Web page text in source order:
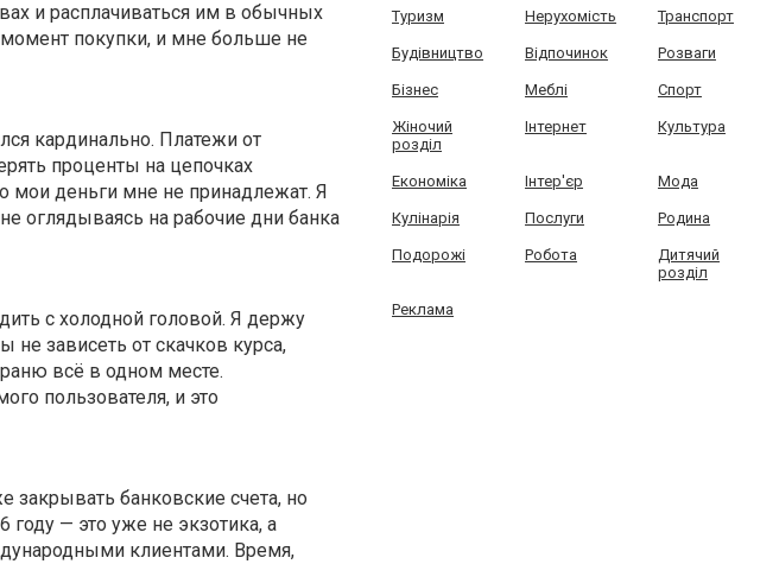
и расплачиваться им в обычных
покупки, и мне больше не
кардинально. Платежи от
проценты на цепочках
мои деньги мне не принадлежат. Я
оглядываясь на рабочие дни банка
с холодной головой. Я держу
не зависеть от скачков курса,
всё в одном месте.
пользователя, и это
банковские счета, но
году — это уже не экзотика, а
клиентами. Время,
Туризм Нерухомість Транспорт
Будівництво Відпочинок Розваги
Бізнес Меблі Спорт
Жіночий
розділ
Інтернет Культура
Економіка Інтер'єр Мода
Кулінарія Послуги Родина
Подорожі Робота
Дитячий
розділ
Реклама